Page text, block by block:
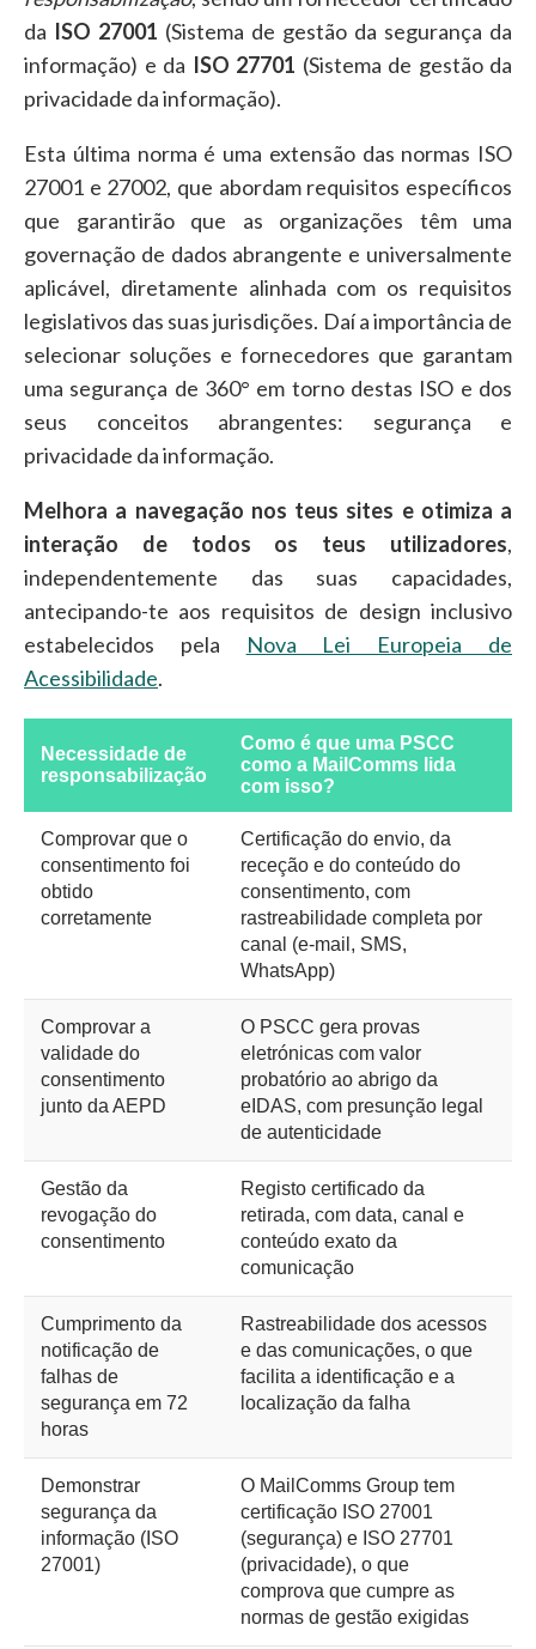
da ISO 27001 (Sistema de gestão da segurança da
informação) e da ISO 27701 (Sistema de gestão da
privacidade da informação).
Esta última norma é uma extensão das normas ISO
27001 e 27002, que abordam requisitos específicos
que garantirão que as organizações têm uma
governação de dados abrangente e universalmente
aplicável, diretamente alinhada com os requisitos
legislativos das suas jurisdições. Daí a importância de
selecionar soluções e fornecedores que garantam
uma segurança de 360° em torno destas ISO e dos
seus conceitos abrangentes: segurança e
privacidade da informação.
Melhora a navegação nos teus sites e otimiza a
interação de todos os teus utilizadores,
independentemente das suas capacidades,
antecipando-te aos requisitos de design inclusivo
estabelecidos pela
Nova Lei Europeia de
Acessibilidade.
Necessidade de
responsabilização
Como é que uma PSCC
como a MailComms lida
com isso?
Comprovar que o
consentimento foi
obtido
corretamente
Certificação do envio, da
receção e do conteúdo do
consentimento, com
rastreabilidade completa por
canal (e-mail, SMS,
WhatsApp)
Comprovar a
validade do
consentimento
junto da AEPD
O PSCC gera provas
eletrónicas com valor
probatório ao abrigo da
eIDAS, com presunção legal
de autenticidade
Gestão da
revogação do
consentimento
Registo certificado da
retirada, com data, canal e
conteúdo exato da
comunicação
Cumprimento da
notificação de
falhas de
segurança em 72
horas
Rastreabilidade dos acessos
e das comunicações, o que
facilita a identificação e a
localização da falha
Demonstrar
segurança da
informação (ISO
27001)
O MailComms Group tem
certificação ISO 27001
(segurança) e ISO 27701
(privacidade), o que
comprova que cumpre as
normas de gestão exigidas